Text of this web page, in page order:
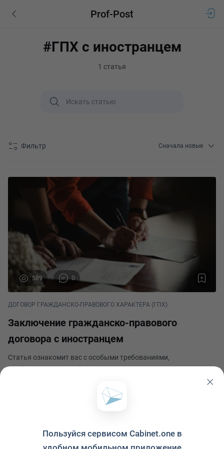
Prof-Post
#ГПХ с иностранцем
1 статья
Фильтр Сначала новые
589 0
ДОГОВОР ГРАЖДАНСКО-ПРАВОВОГО ХАРАКТЕРА (ГПХ)
Заключение гражданско-правового
договора с иностранцем
Статья ознакомит вас с особыми требованиями,
необходимыми для оформления договора ГПХ с иностранцем,
миграционных органов. Руководитель компании имеет право
заключить соглашение с заграничным сотрудником, нез
Опубликовано 26 июня 2024
Пользуйся сервисом Cabinet.one в